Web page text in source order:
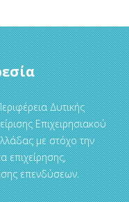
Δυτικής
Επιχειρησιακού
με στόχο την
επιχείρησης,
επενδύσεων.